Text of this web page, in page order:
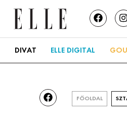
DIVAT ELLE DIGITAL
FŐOLDAL